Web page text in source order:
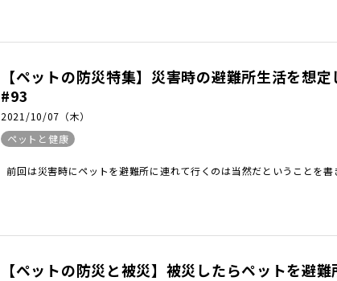
【ペットの防災特集】災害時の避難所生活を想
#93
2021/10/07（木）
ペットと健康
前回は災害時にペットを避難所に連れて行くのは当然だということを
【ペットの防災と被災】被災したらペットを避